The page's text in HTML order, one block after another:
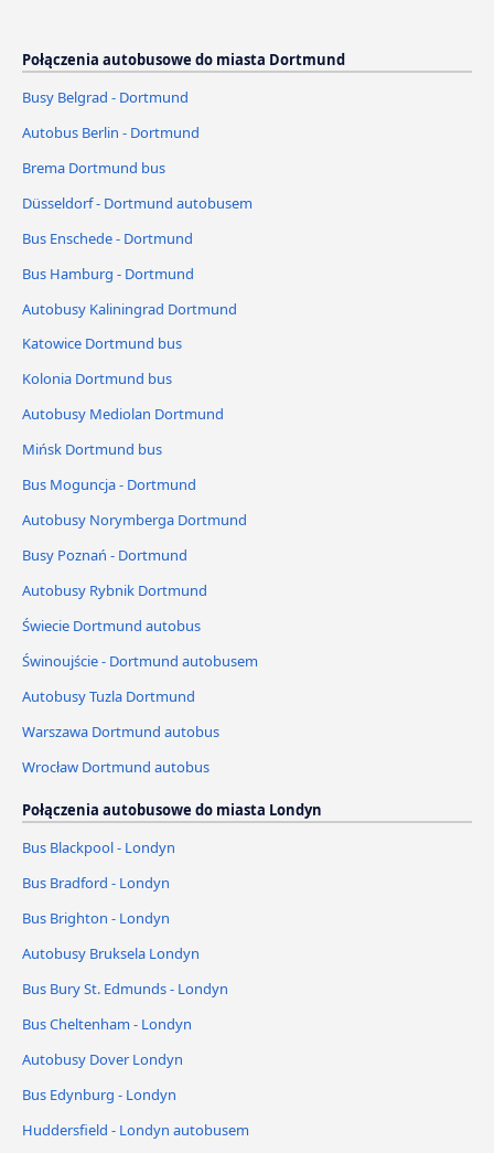
Połączenia autobusowe do miasta Dortmund
Busy Belgrad - Dortmund
Autobus Berlin - Dortmund
Brema Dortmund bus
Düsseldorf - Dortmund autobusem
Bus Enschede - Dortmund
Bus Hamburg - Dortmund
Autobusy Kaliningrad Dortmund
Katowice Dortmund bus
Kolonia Dortmund bus
Autobusy Mediolan Dortmund
Mińsk Dortmund bus
Bus Moguncja - Dortmund
Autobusy Norymberga Dortmund
Busy Poznań - Dortmund
Autobusy Rybnik Dortmund
Świecie Dortmund autobus
Świnoujście - Dortmund autobusem
Autobusy Tuzla Dortmund
Warszawa Dortmund autobus
Wrocław Dortmund autobus
Połączenia autobusowe do miasta Londyn
Bus Blackpool - Londyn
Bus Bradford - Londyn
Bus Brighton - Londyn
Autobusy Bruksela Londyn
Bus Bury St. Edmunds - Londyn
Bus Cheltenham - Londyn
Autobusy Dover Londyn
Bus Edynburg - Londyn
Huddersfield - Londyn autobusem